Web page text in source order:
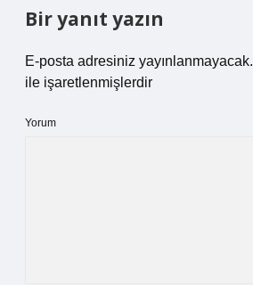
Bir yanıt yazın
E-posta adresiniz yayınlanmayacak.
ile işaretlenmişlerdir
Yorum